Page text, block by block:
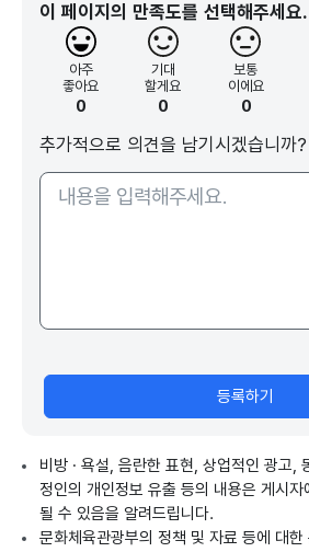
이 페이지의 만족도를 선택해주세요.
아주
좋아요
0
기대
할게요
0
보통
이에요
0
추가적으로 의견을 남기시겠습니까?
등록하기
비방 · 욕설, 음란한 표현, 상업적인 광고,
정인의 개인정보 유출 등의 내용은 게시자
될 수 있음을 알려드립니다.
문화체육관광부의 정책 및 자료 등에 대